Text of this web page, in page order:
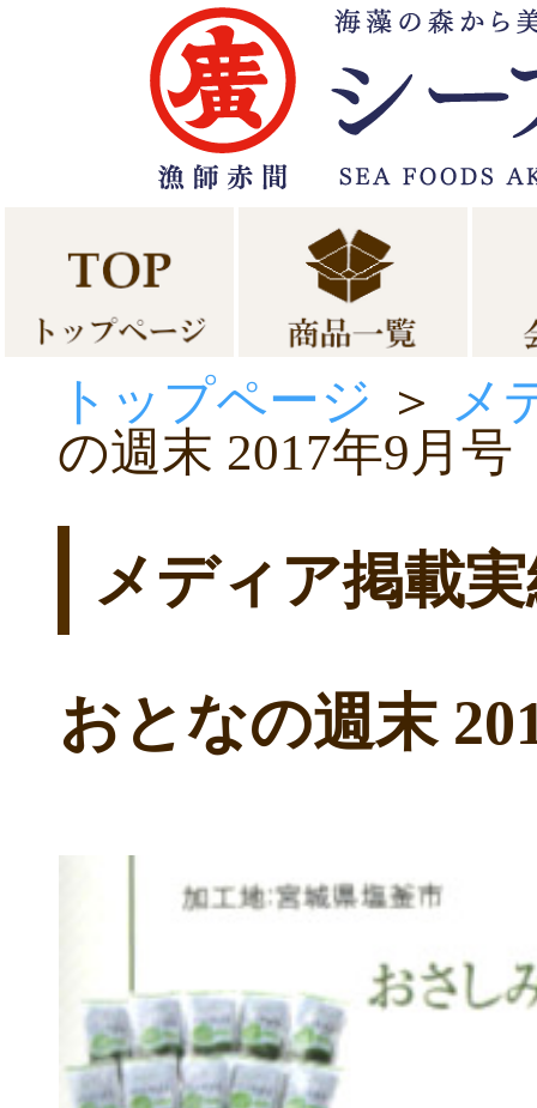
トップページ ＞
メ
の週末 2017年9月号
メディア掲載
おとなの週末